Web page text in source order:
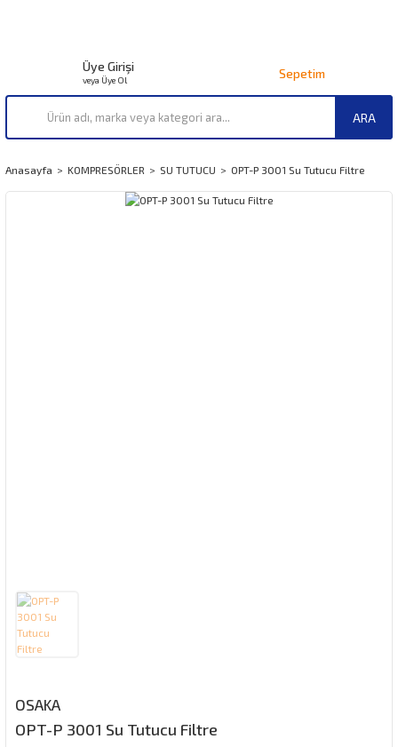
ARA
Üye Girişi
veya Üye Ol Sepetim
Anasayfa KOMPRESÖRLER SU TUTUCU OPT-P 3001 Su Tutucu Filtre
OSAKA
OPT-P 3001 Su Tutucu Filtre